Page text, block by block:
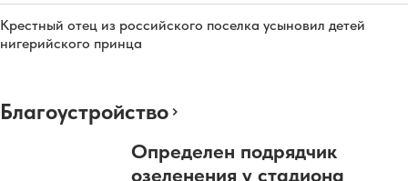
Крестный отец из российского поселка усыновил детей
нигерийского принца
Благоустройство
Определен подрядчик
озеленения у стадиона